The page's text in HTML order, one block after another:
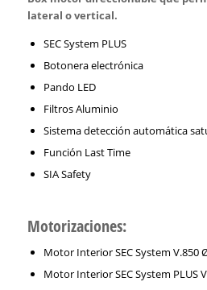
lateral o vertical.
SEC System PLUS
Botonera electrónica
Pando LED
Filtros Aluminio
Sistema detección automática
Función Last Time
SIA Safety
Motorizaciones:
Motor Interior SEC System V.850
Motor Interior SEC System PLUS